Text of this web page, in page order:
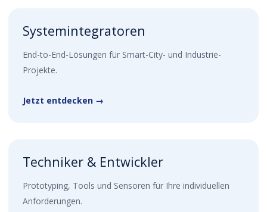
Systemintegratoren
End-to-End-Lösungen für Smart-City- und Industrie-
Projekte.
Jetzt entdecken →
Techniker & Entwickler
Prototyping, Tools und Sensoren für Ihre individuellen
Anforderungen.